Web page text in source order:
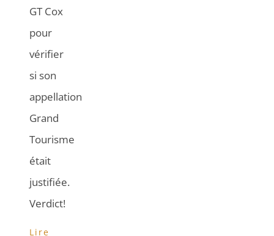
GT Cox
pour
vérifier
si son
appellation
Grand
Tourisme
était
justifiée.
Verdict!
Lire